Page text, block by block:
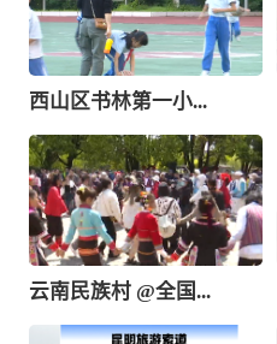
西山区书林第一小...
云南民族村 @全国...